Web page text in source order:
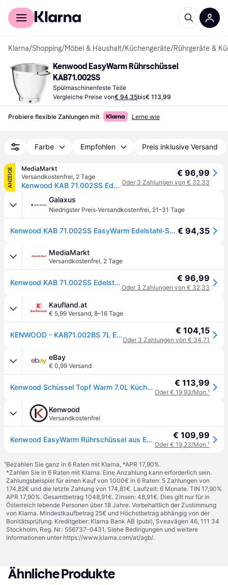
Für Shopper
Klarna/Shopping/Möbel & Haushalt/Küchengeräte/Rührgeräte &
Kenwood EasyWarm Rührschüssel
KAB71.002SS
Spülmaschinenfeste Teile
Vergleiche Preise von€ 94,35bis€ 113,99
Probiere flexible Zahlungen mit Lerne wie
Farbe Empfohlen Preis inklusive Versand
ANZEIGE
MediaMarkt
Versandkostenfrei, 2 Tage
Kenwood KAB 71.002SS Edelstahlschüssel Easy Warm 7l - Silber
€ 96,99
Oder 3 Zahlungen von € 32,33
Galaxus
Niedrigster Preis·Versandkostenfrei, 21–31 Tage
Kenwood KAB 71.002SS EasyWarm Edelstahl-Schüssel 7l, Zubehör Küchengeräte, Silber € 94,35
MediaMarkt
Versandkostenfrei, 2 Tage
Kenwood KAB 71.002SS Edelstahlschüssel Easy Warm 7l - Silber € 96,99
Oder 3 Zahlungen von € 32,33
Kaufland.at
€ 5,99 Versand, 8–16 Tage
KENWOOD - KAB71.002BS 7L Easywarm Edelstahl-Rührschüssel mit Griffen - AW20011053 € 104,15
Oder 3 Zahlungen von € 34,71
eBay
€ 0,99 Versand
Kenwood Schüssel Topf Warm 7.0L Küchenmaschine titanium Chef Patisserie XL KWL90 € 113,99
Oder € 19,93/Mon.¹
Kenwood
Versandkostenfrei
Kenwood EasyWarm Rührschüssel aus Edelstahl mit Griffen 7 L KAB71.002SS € 109,99
Oder € 19,23/Mon.¹
¹Bezahlen Sie ganz in 6 Raten mit Klarna, *APR 17,90%.
*Zahlen Sie in 6 Raten mit Klarna. Eine Anzahlung kann erforderlich sein.
Zahlungsbeispiel für einen Kauf von 1000€ in 6 Raten: 5 Zahlungen von
174,82€ und die letzte Zahlung von 174,81€. Laufzeit: 6 Monate. TIN 17,90%
APR 17,90%. Gesamtbetrag 1048,91€. Zinsen: 48,91€. Dies gilt nur für in
Österreich lebende Personen über 18 Jahre. Vorbehaltlich der Zustimmung
von Klarna. Mindestkaufbetrag 25€ und Höchstbetrag abhängig von der
Bonitätsprüfung. Kreditgeber: Klarna Bank AB (publ), Sveavägen 46, 111 34
Stockholm, Reg. Nr.: 556737-0431. Siehe Bedingungen und weitere
Informationen unter https://www.klarna.com/at/agb/.
Ähnliche Produkte